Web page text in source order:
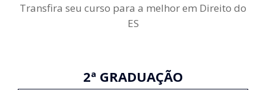
Transfira seu curso para a melhor em Direito do
ES
2ª GRADUAÇÃO